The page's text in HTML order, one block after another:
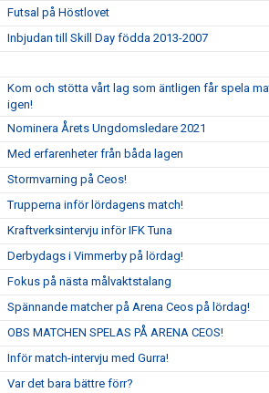
Futsal på Höstlovet
Inbjudan till Skill Day födda 2013-2007
Kom och stötta vårt lag som äntligen får spela
igen!
Nominera Årets Ungdomsledare 2021
Med erfarenheter från båda lagen
Stormvarning på Ceos!
Trupperna inför lördagens match!
Kraftverksintervju inför IFK Tuna
Derbydags i Vimmerby på lördag!
Fokus på nästa målvaktstalang
Spännande matcher på Arena Ceos på lördag!
OBS MATCHEN SPELAS PÅ ARENA CEOS!
Inför match-intervju med Gurra!
Var det bara bättre förr?